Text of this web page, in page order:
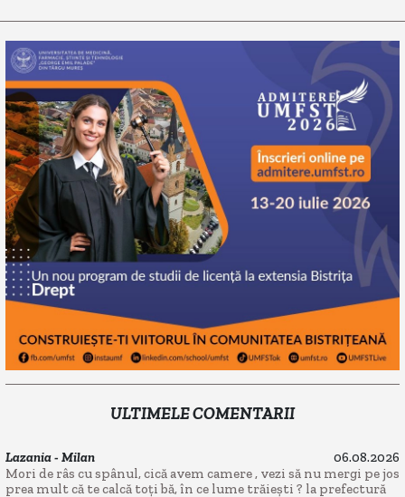
ULTIMELE COMENTARII
Lazania - Milan
06.08.2026
Mori de râs cu spânul, cică avem camere , vezi să nu mergi pe jos
prea mult că te calcă toți bă, în ce lume trăiești ? la prefectură